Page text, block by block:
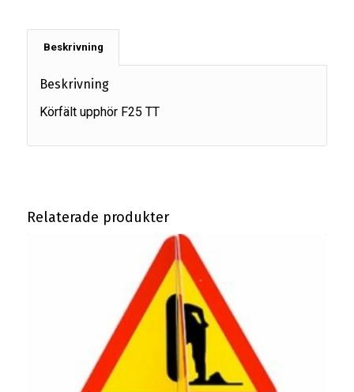
Beskrivning
Beskrivning
Körfält upphör F25 TT
Relaterade produkter